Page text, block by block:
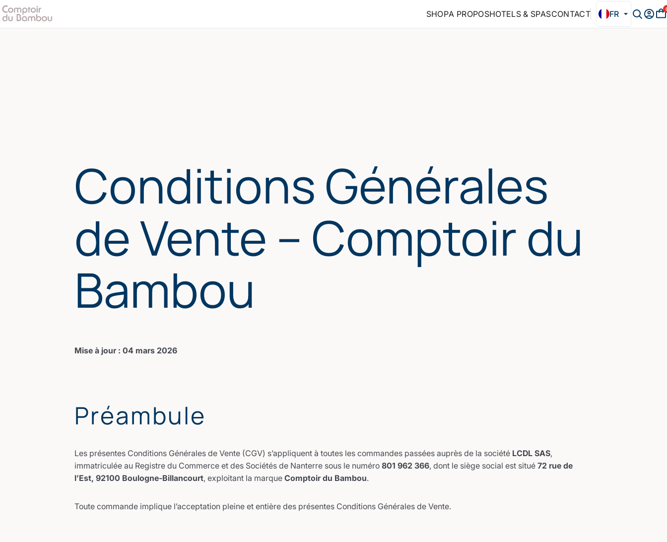
SHOPA PROPOSHOTELS & SPASCONTACT FR
Conditions Générales
de Vente – Comptoir du
Bambou
Mise à jour : 04 mars 2026
Préambule
Les présentes Conditions Générales de Vente (CGV) s’appliquent à toutes les commandes passées auprès de la société LCDL SAS,
immatriculée au Registre du Commerce et des Sociétés de Nanterre sous le numéro801 962 366, dont le siège social est situé72 rue de
l’Est, 92100 Boulogne-Billancourt, exploitant la marqueComptoir du Bambou.
Toute commande implique l’acceptation pleine et entière des présentes Conditions Générales de Vente.